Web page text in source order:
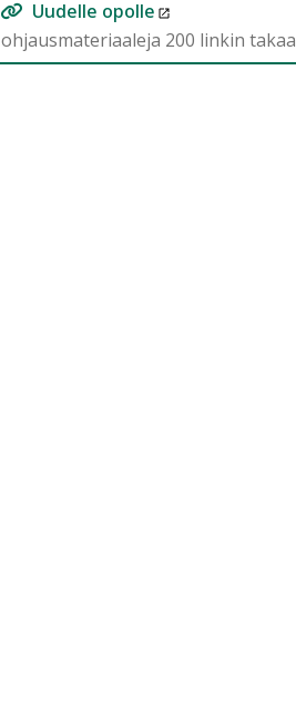
Uudelle opolle
ohjausmateriaaleja 200 linkin takaa